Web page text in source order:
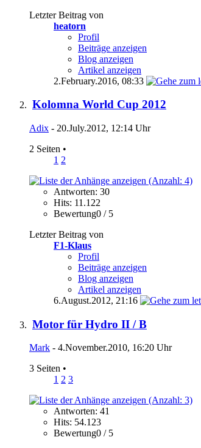
Letzter Beitrag von
heatorn
Profil
Beiträge anzeigen
Blog anzeigen
Artikel anzeigen
2.February.2016, 08:33
Kolomna World Cup 2012
Adix - 20.July.2012, 12:14 Uhr
2 Seiten •
1 2
Antworten: 30
Hits: 11.122
Bewertung0 / 5
Letzter Beitrag von
F1-Klaus
Profil
Beiträge anzeigen
Blog anzeigen
Artikel anzeigen
6.August.2012, 21:16
Motor für Hydro II / B
Mark - 4.November.2010, 16:20 Uhr
3 Seiten •
1 2 3
Antworten: 41
Hits: 54.123
Bewertung0 / 5